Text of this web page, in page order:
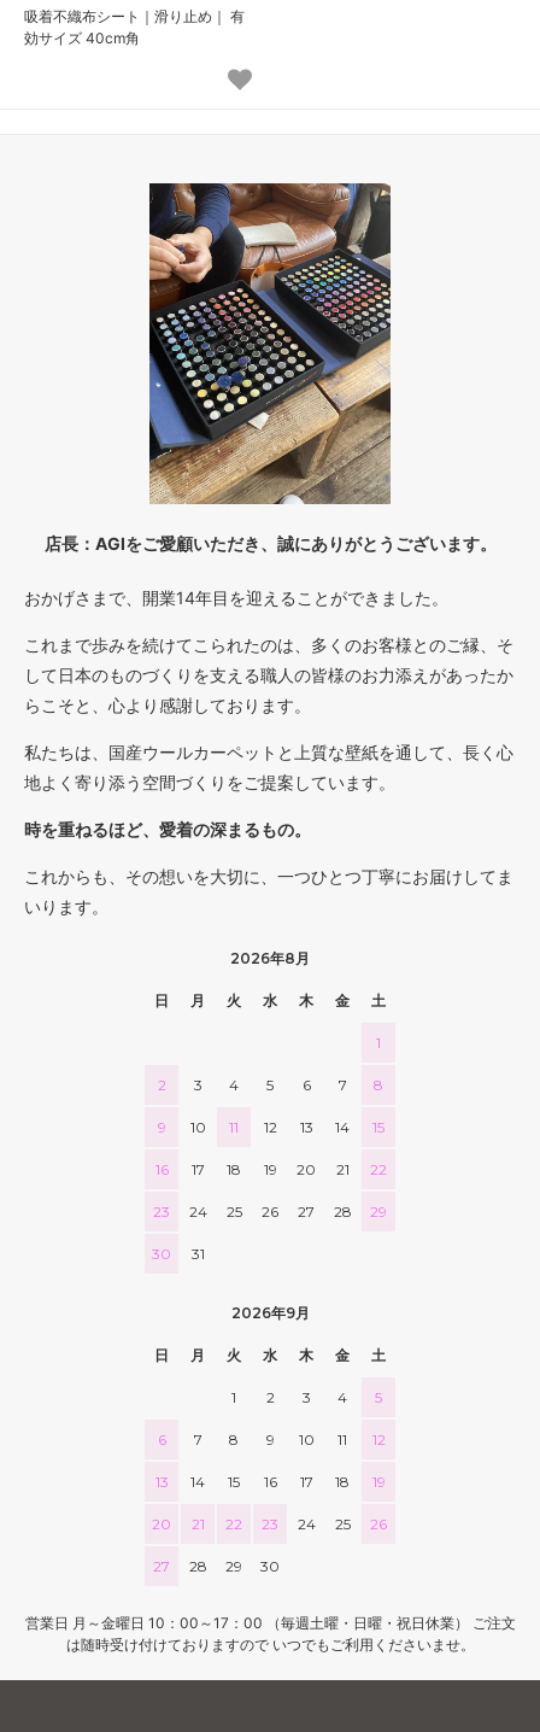
吸着不織布シート｜滑り止め｜ 有
効サイズ 40cm角
店長：AGIをご愛顧いただき、誠にありがとうございます。
おかげさまで、開業14年目を迎えることができました。
これまで歩みを続けてこられたのは、多くのお客様とのご縁、そ
して日本のものづくりを支える職人の皆様のお力添えがあったか
らこそと、心より感謝しております。
私たちは、国産ウールカーペットと上質な壁紙を通して、長く心
地よく寄り添う空間づくりをご提案しています。
時を重ねるほど、愛着の深まるもの。
これからも、その想いを大切に、一つひとつ丁寧にお届けしてま
いります。
2026年8月
日 月 火 水 木 金 土
1
2 3 4 5 6 7 8
9 10 11 12 13 14 15
16 17 18 19 20 21 22
23 24 25 26 27 28 29
30 31
2026年9月
日 月 火 水 木 金 土
1 2 3 4 5
6 7 8 9 10 11 12
13 14 15 16 17 18 19
20 21 22 23 24 25 26
27 28 29 30
営業日 月～金曜日 10：00～17：00 （毎週土曜・日曜・祝日休業） ご注文
は随時受け付けておりますので いつでもご利用くださいませ。